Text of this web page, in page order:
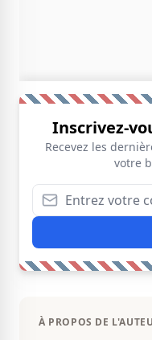
Inscrivez-
Recevez les
votre
À PROPOS DE